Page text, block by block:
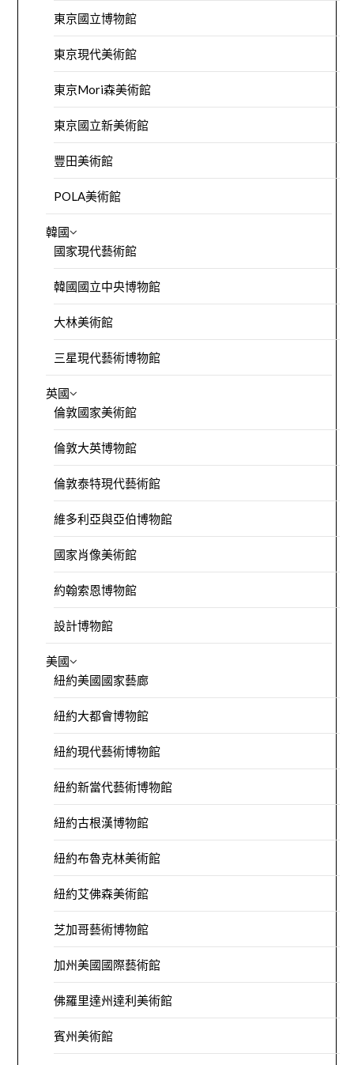
東京國立博物館
東京現代美術館
東京Mori森美術館
東京國立新美術館
豐田美術館
POLA美術館
韓國
國家現代藝術館
韓國國立中央博物館
大林美術館
三星現代藝術博物館
英國
倫敦國家美術館
倫敦大英博物館
倫敦泰特現代藝術館
維多利亞與亞伯博物館
國家肖像美術館
約翰索恩博物館
設計博物館
美國
紐約美國國家藝廊
紐約大都會博物館
紐約現代藝術博物館
紐約新當代藝術博物館
紐約古根漢博物館
紐約布魯克林美術館
紐約艾佛森美術館
芝加哥藝術博物館
加州美國國際藝術館
佛羅里達州達利美術館
賓州美術館